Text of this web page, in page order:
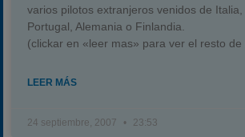
varios pilotos extranjeros venidos de Italia,
Portugal, Alemania o Finlandia.
(clickar en «leer mas» para ver el resto de
LEER MÁS
24 septiembre, 2007 23:53